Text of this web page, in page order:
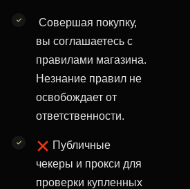
Совершая покупку,
вы соглашаетесь с
правилами магазина.
Незнание правил не
освобождает от
ответственности.
Публичные
чекеры и прокси для
проверки купленных